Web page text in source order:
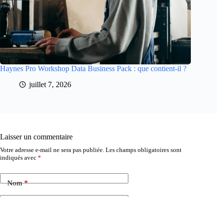
Haynes Pro Workshop Data Business Pack : que contient-il ?
juillet 7, 2026
Laisser un commentaire
Votre adresse e-mail ne sera pas publiée. Les champs obligatoires sont
indiqués avec *
Nom*